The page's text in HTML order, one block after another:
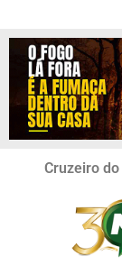
Cruzeiro